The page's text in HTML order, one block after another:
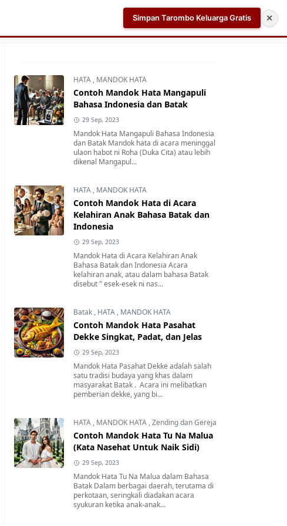
Aplikasi AI Teleprompter dan Pembuat Skrip Video
HATA , MANDOK HATA
Contoh Mandok Hata Mangapuli
Bahasa Indonesia dan Batak
29 Sep, 2023
Mandok Hata Mangapuli Bahasa Indonesia
dan Batak Mandok hata di acara meninggal
ulaon habot ni Roha (Duka Cita) atau lebih
dikenal Mangapul...
HATA , MANDOK HATA
Contoh Mandok Hata di Acara
Kelahiran Anak Bahasa Batak dan
Indonesia
29 Sep, 2023
Mandok Hata di Acara Kelahiran Anak
Bahasa Batak dan Indonesia Acara
kelahiran anak, atau dalam bahasa Batak
disebut " esek-esek ni nas...
Batak , HATA , MANDOK HATA
Contoh Mandok Hata Pasahat
Dekke Singkat, Padat, dan Jelas
29 Sep, 2023
Mandok Hata Pasahat Dekke adalah salah
satu tradisi budaya yang khas dalam
masyarakat Batak . Acara ini melibatkan
pemberian dekke, yang bi...
HATA , MANDOK HATA ,Zending dan Gereja
Contoh Mandok Hata Tu Na Malua
(Kata Nasehat Untuk Naik Sidi)
29 Sep, 2023
Mandok Hata Tu Na Malua dalam Bahasa
Batak Dalam berbagai daerah, terutama di
perkotaan, seringkali diadakan acara
syukuran ketika anak-anak...
Simpan Tarombo Keluarga Gratis ✕